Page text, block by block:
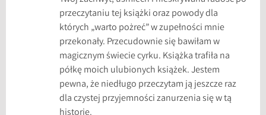
przeczytaniu tej książki oraz powody dla
których „warto pożreć” w zupełności mnie
przekonały. Przecudownie się bawiłam w
magicznym świecie cyrku. Książka trafiła na
półkę moich ulubionych książek. Jestem
pewna, że niedługo przeczytam ją jeszcze raz
dla czystej przyjemności zanurzenia się w tą